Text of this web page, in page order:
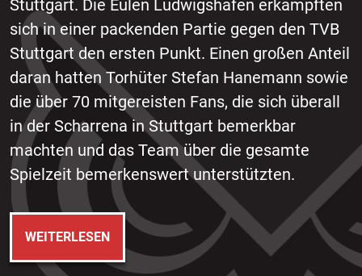
Stuttgart. Die Eulen Ludwigshafen erkämpften
sich in einer packenden Partie gegen den TVB
Stuttgart den ersten Punkt. Einen großen Anteil
daran hatten Torhüter Stefan Hanemann sowie
die über 70 mitgereisten Fans, die sich überall
in der Scharrena in Stuttgart bemerkbar
machten und das Team über die gesamte
Spielzeit bemerkenswert unterstützten.
WEITERLESEN